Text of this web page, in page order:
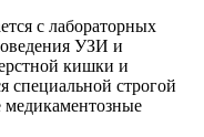
с лабораторных
УЗИ и
кишки и
специальной строгой